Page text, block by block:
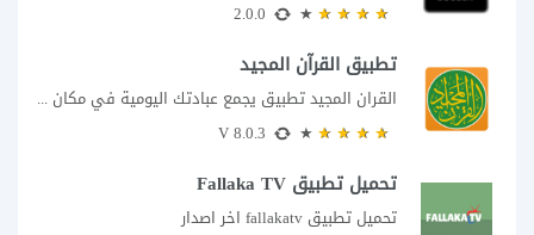
تطبيق القرآن المجيد
القران المجيد تطبيق يجمع عبادتك اليومية في مكان واحد إذا كنت تبحث عن تطبيق...
تحميل تطبيق Fallaka TV
تحميل تطبيق fallakatv اخر اصدار